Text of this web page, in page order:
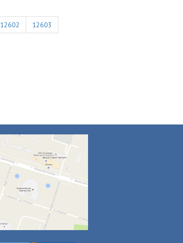
12602
12603